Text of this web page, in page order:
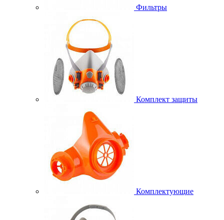
Фильтры
Комплект защиты
Комплектующие